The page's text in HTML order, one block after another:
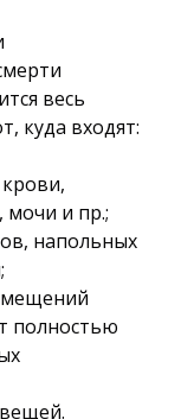
весь
куда входят:
мочи и пр.;
напольных
полностью